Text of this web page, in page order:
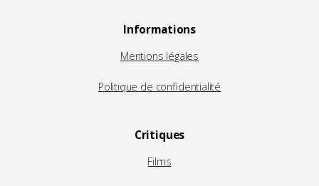
Informations
Mentions légales
Politique de confidentialité
Critiques
Films